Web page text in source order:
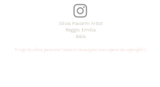
Silvia Pavarini Artist
Reggio Emilia
Italia
© copy by silvia pavarini\\tutte le immagini sono coperte da copyright\\